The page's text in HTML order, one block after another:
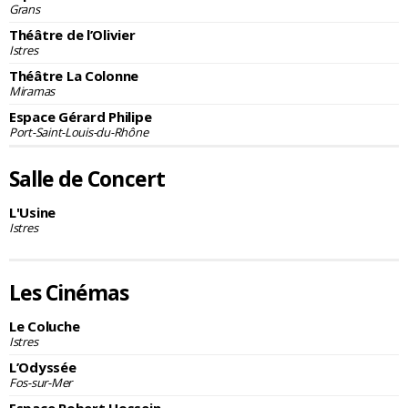
Grans
Théâtre de l’Olivier
Istres
Théâtre La Colonne
Miramas
Espace Gérard Philipe
Port-Saint-Louis-du-Rhône
Salle de Concert
L'Usine
Istres
Les Cinémas
Le Coluche
Istres
L’Odyssée
Fos-sur-Mer